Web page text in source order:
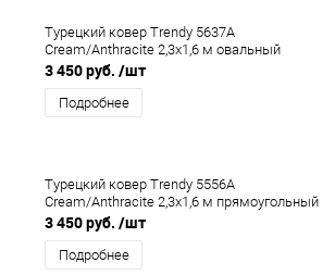
Турецкий ковер Trendy 5637A
Cream/Anthracite 2,3x1,6 м овальный
3 450 руб. /шт
Подробнее
Турецкий ковер Trendy 5556A
Cream/Anthracite 2,3x1,6 м прямоугольный
3 450 руб. /шт
Подробнее